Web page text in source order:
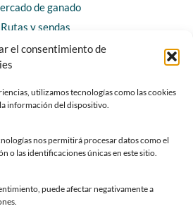
el consentimiento de
utilizamos tecnologías como las cookies
información del dispositivo.
nos permitirá procesar datos como el
o las identificaciones únicas en este sitio.
puede afectar negativamente a
de ganado
Rutas y sendas
y contacto
de interés
Chatbot Siero
Ayuntamiento de Siero